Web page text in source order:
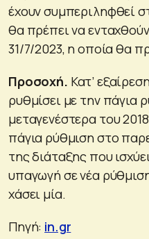
έχουν συμπεριληφθεί
θα πρέπει να
31/7/2023, η οποία θα
Προσοχή. Κατ’
ρυθμίσει με την πάγια
μεταγενέστερα του
πάγια ρύθμιση στο
της διάταξης που
υπαγωγή σε νέα
χάσει μία.
Πηγή: in.gr